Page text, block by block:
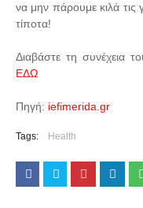
να μην πάρουμε κιλά τις
τίποτα!
Διαβάστε τη συνέχεια
ΕΔΩ
Πηγή: iefimerida.gr
Tags: Health